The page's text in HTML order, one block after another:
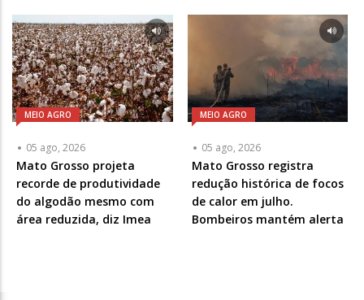
MEIO AGRO
05 ago, 2026
Mato Grosso projeta
recorde de produtividade
do algodão mesmo com
área reduzida, diz Imea
MEIO AGRO
05 ago, 2026
Mato Grosso registra
redução histórica de focos
de calor em julho.
Bombeiros mantém alerta